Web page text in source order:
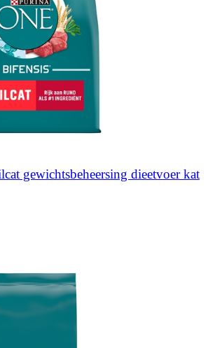
gewichtsbeheersing dieetvoer kat